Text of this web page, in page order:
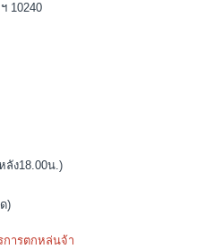
10240
ลัง18.00น.)
)
การตกหล่นจ้า